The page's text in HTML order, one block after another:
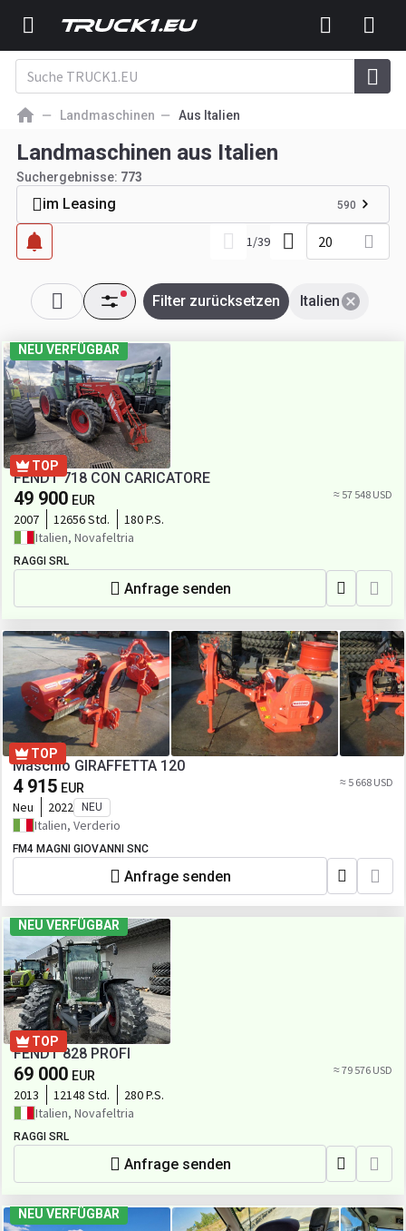
Landmaschinen Aus Italien
Landmaschinen aus Italien
Suchergebnisse: 773
im Leasing 590
1/39 20
Italien
Filter zurücksetzen
NEU VERFÜGBAR
TOP
FENDT 718 CON CARICATORE
49 900 EUR ≈ 57 548 USD
2007 12656 Std.
180 P.S.
Italien, Novafeltria
RAGGI SRL
Anfrage senden
TOP
Maschio GIRAFFETTA 120
4 915 EUR ≈ 5 668 USD
Neu 2022 NEU
Italien, Verderio
FM4 MAGNI GIOVANNI SNC
Anfrage senden
NEU VERFÜGBAR
TOP
FENDT 828 PROFI
69 000 EUR ≈ 79 576 USD
2013 12148 Std.
280 P.S.
Italien, Novafeltria
RAGGI SRL
Anfrage senden
NEU VERFÜGBAR